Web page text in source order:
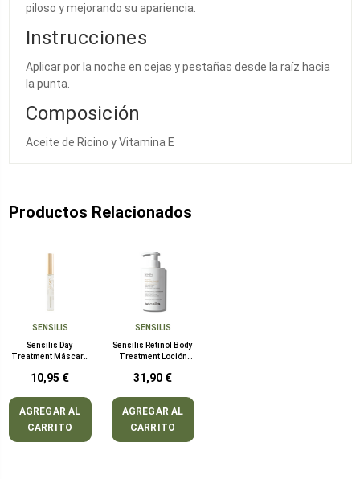
piloso y mejorando su apariencia.
Instrucciones
Aplicar por la noche en cejas y pestañas desde la raíz hacia
la punta.
Composición
Aceite de Ricino y Vitamina E
Productos Relacionados
SENSILIS
Sensilis Day
Treatment Máscara
10,95 €
AGREGAR AL
CARRITO
SENSILIS
Sensilis Retinol Body
Treatment Loción
200 ml
31,90 €
AGREGAR AL
CARRITO